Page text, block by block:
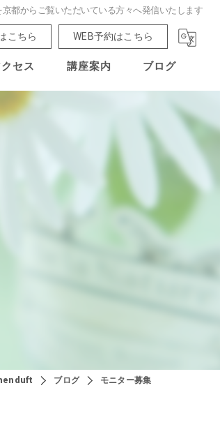
都からご覧いただいている方々へ発信いたします
こちら WEB予約はこちら
セス 講座案内 ブログ
ブログ モニター募集